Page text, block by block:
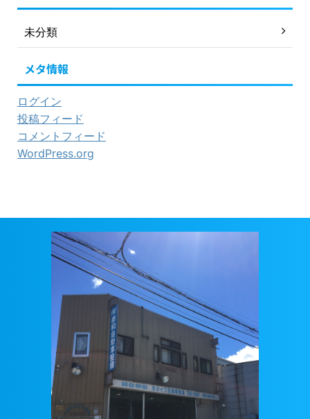
未分類
メタ情報
ログイン
投稿フィード
コメントフィード
WordPress.org